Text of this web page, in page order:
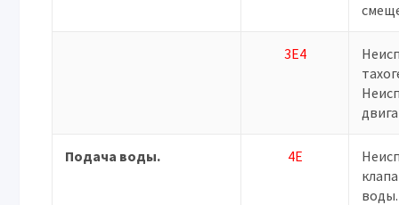
3E4
Подача воды. 4E
воды.